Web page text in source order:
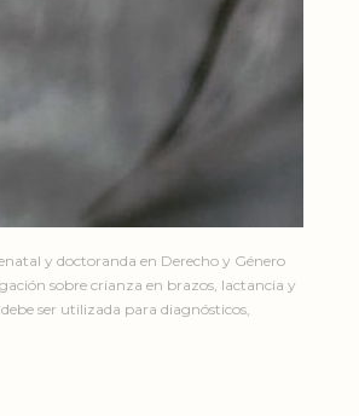
y doctoranda en Derecho y Género
sobre crianza en brazos, lactancia y
ser utilizada para diagnósticos,